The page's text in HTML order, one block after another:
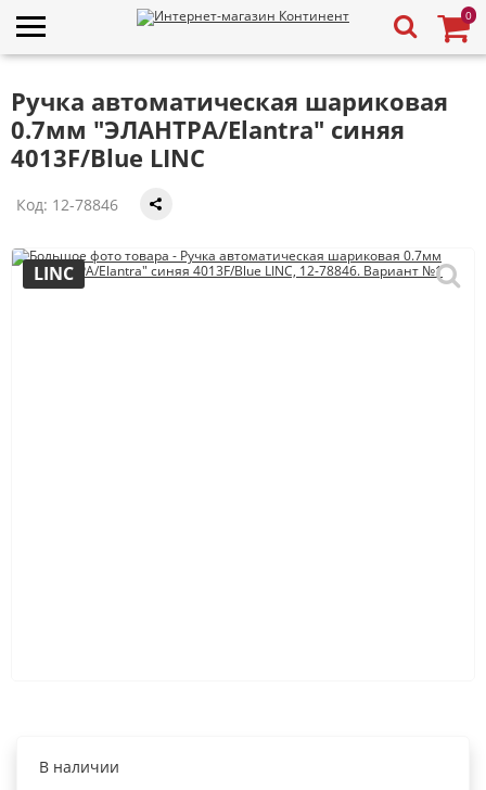
0
Ручка автоматическая шариковая
0.7мм "ЭЛАНТРА/Elantra" синяя
4013F/Blue LINC
Код: 12-78846
LINC
В наличии